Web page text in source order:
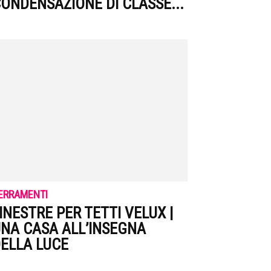
DI CLASSE...
PER TETTI VELUX |
CASA ALL’INSEGNA
LUCE